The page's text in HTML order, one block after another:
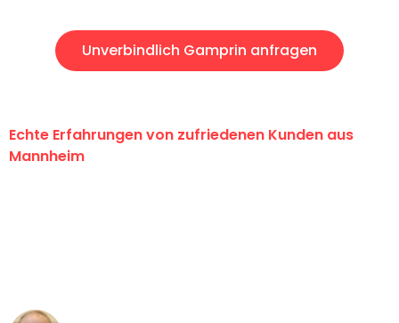
Unverbindlich Gamprin anfragen
Echte Erfahrungen von zufriedenen Kunden aus
Mannheim